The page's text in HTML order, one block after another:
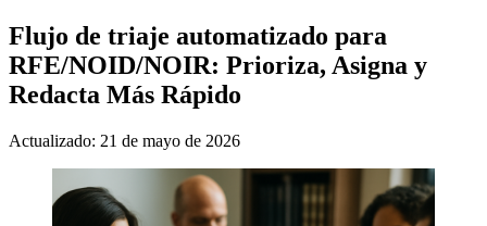
Flujo de triaje automatizado para
RFE/NOID/NOIR: Prioriza, Asigna y
Redacta Más Rápido
Actualizado: 21 de mayo de 2026